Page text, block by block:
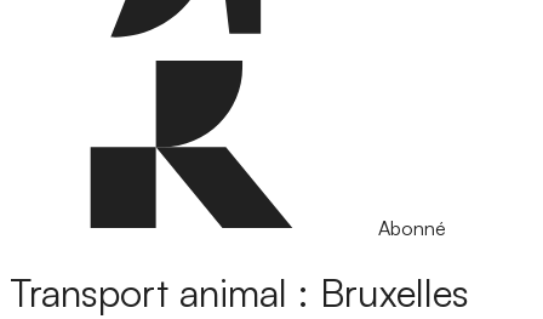
Abonné
Transport animal : Bruxelles